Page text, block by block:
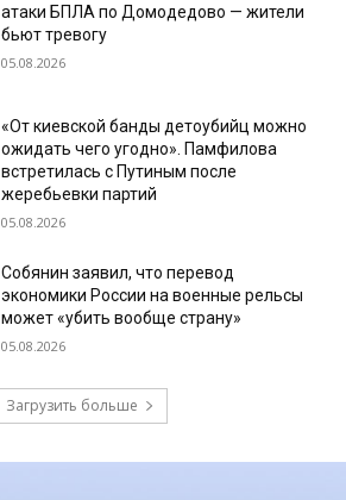
атаки БПЛА по Домодедово — жители
бьют тревогу
05.08.2026
«От киевской банды детоубийц можно
ожидать чего угодно». Памфилова
встретилась с Путиным после
жеребьевки партий
05.08.2026
Собянин заявил, что перевод
экономики России на военные рельсы
может «убить вообще страну»
05.08.2026
Загрузить больше